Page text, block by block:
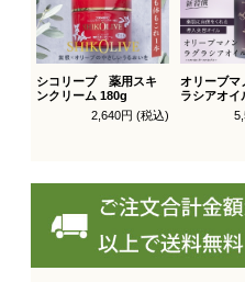
シコリーブ 薬用スキ
ンクリーム 180g
2,640円 (税込)
オリーブ
ラシアオイ